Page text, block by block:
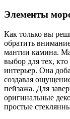
Элементы
Как только вы
обратить
мантии камина.
выбор для тех,
интерьер. Она
создавая
пейзажа. Для
оригинальные
простые